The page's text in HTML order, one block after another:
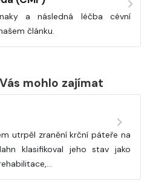
a následná léčba cévní
článku.
mohlo zajímat
utrpěl zranění krční páteře na
klasifikoval jeho stav jako